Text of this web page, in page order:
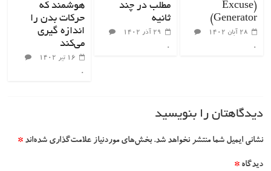
(Excuse
Generator)
۲۸ آبان ۱۴۰۲
۰
مطلب در چند
ثانیه
۲۹ آذر ۱۴۰۲
۰
هوشمند که
حرکات بدن را
اندازه گیری
می‌کند
۱۶ تیر ۱۴۰۲
۰
دیدگاهتان را بنویسید
نشانی ایمیل شما منتشر نخواهد شد. بخش‌های موردنیاز علامت‌گذاری شده‌اند*
دیدگاه*